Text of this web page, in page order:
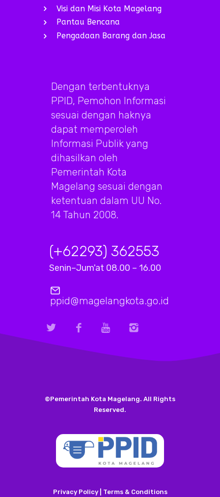
Visi dan Misi Kota Magelang
Pantau Bencana
Pengadaan Barang dan Jasa
Dengan terbentuknya
PPID, Pemohon Informasi
sesuai dengan haknya
dapat memperoleh
Informasi Publik yang
dihasilkan oleh
Pemerintah Kota
Magelang sesuai dengan
ketentuan dalam UU No.
14 Tahun 2008.
(+62293) 362553
Senin–Jum'at 08.00 – 16.00
ppid@magelangkota.go.id
©Pemerintah Kota Magelang. All Rights
Reserved.
Privacy Policy | Terms & Conditions